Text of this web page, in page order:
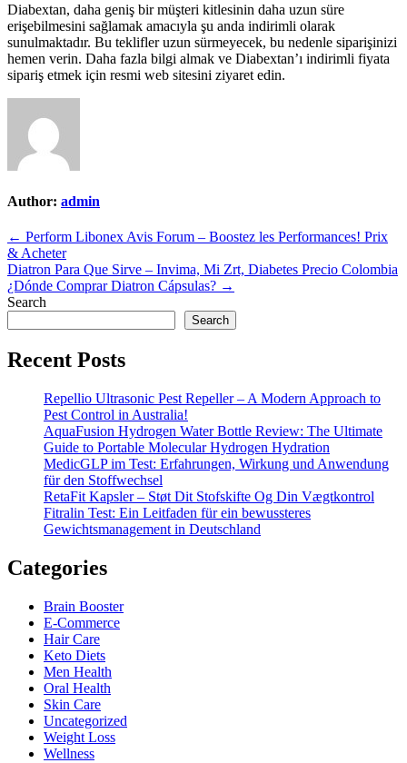
Diabextan, daha geniş bir müşteri kitlesinin daha uzun süre
erişebilmesini sağlamak amacıyla şu anda indirimli olarak
sunulmaktadır. Bu teklifler uzun sürmeyecek, bu nedenle siparişinizi
hemen verin. Daha fazla bilgi almak ve Diabextan’ı indirimli fiyata
sipariş etmek için resmi web sitesini ziyaret edin.
Author: admin
Post
navigation
← Perform Libonex Avis Forum – Boostez les Performances! Prix
& Acheter
Diatron Para Que Sirve – Invima, Mi Zrt, Diabetes Precio Colombia
¿Dónde Comprar Diatron Cápsulas? →
Search
Search
Recent Posts
Repellio Ultrasonic Pest Repeller – A Modern Approach to
Pest Control in Australia!
AquaFusion Hydrogen Water Bottle Review: The Ultimate
Guide to Portable Molecular Hydrogen Hydration
MedicGLP im Test: Erfahrungen, Wirkung und Anwendung
für den Stoffwechsel
RetaFit Kapsler – Støt Dit Stofskifte Og Din Vægtkontrol
Fitralin Test: Ein Leitfaden für ein bewussteres
Gewichtsmanagement in Deutschland
Categories
Brain Booster
E-Commerce
Hair Care
Keto Diets
Men Health
Oral Health
Skin Care
Uncategorized
Weight Loss
Wellness